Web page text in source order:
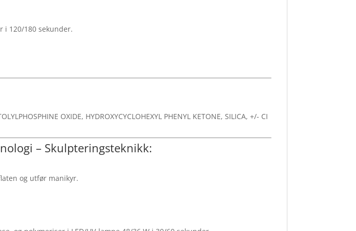
i 120/180 sekunder.
OXIDE, HYDROXYCYCLOHEXYL PHENYL KETONE, SILICA, +/- CI
– Skulpteringsteknikk:
og utfør manikyr.